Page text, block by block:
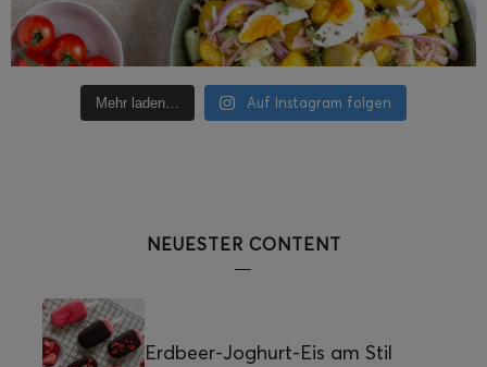
Mehr laden… Auf Instagram folgen
NEUESTER CONTENT
Erdbeer-Joghurt-Eis am Stil